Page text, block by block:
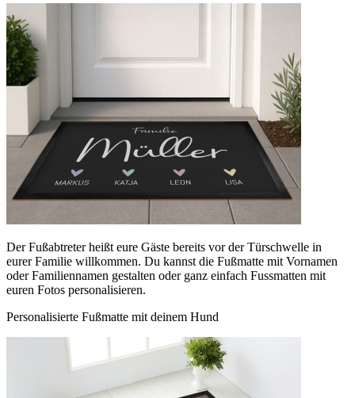
Der Fußabtreter heißt eure Gäste bereits vor der Türschwelle in
eurer Familie willkommen. Du kannst die Fußmatte mit Vornamen
oder Familiennamen gestalten oder ganz einfach Fussmatten mit
euren Fotos personalisieren.
Personalisierte Fußmatte mit deinem Hund